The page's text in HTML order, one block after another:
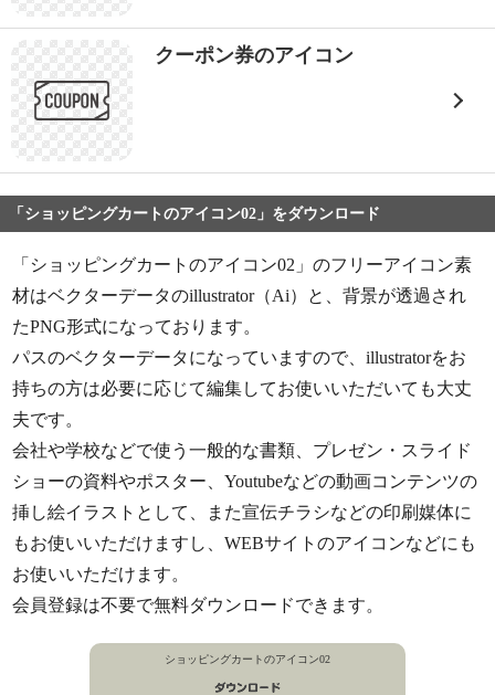
クーポン券のアイコン
「ショッピングカートのアイコン02」をダウンロード
「ショッピングカートのアイコン02」のフリーアイコン素
材はベクターデータのillustrator（Ai）と、背景が透過され
たPNG形式になっております。
パスのベクターデータになっていますので、illustratorをお
持ちの方は必要に応じて編集してお使いいただいても大丈
夫です。
会社や学校などで使う一般的な書類、プレゼン・スライド
ショーの資料やポスター、Youtubeなどの動画コンテンツの
挿し絵イラストとして、また宣伝チラシなどの印刷媒体に
もお使いいただけますし、WEBサイトのアイコンなどにも
お使いいただけます。
会員登録は不要で無料ダウンロードできます。
ショッピングカートのアイコン02